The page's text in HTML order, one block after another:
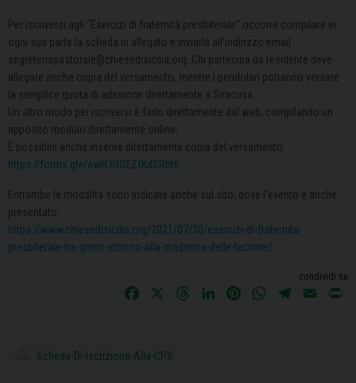
Per iscriversi agli “Esercizi di fraternità presbiterale” occorre compilare in
ogni sua parte la scheda in allegato e inviarla all’indirizzo email
segreteriapastorale@chiesedisicilia.org. Chi partecipa da residente deve
allegare anche copia del versamento, mentre i pendolari potranno versare
la semplice quota di adesione direttamente a Siracusa.
Un altro modo per iscriversi è farlo direttamente dal web, compilando un
apposito modulo direttamente online.
È possibile anche inserire direttamente copia del versamento.
https://forms.gle/awH7ifGEZfKdSRht6
Entrambe le modalità sono indicate anche sul sito, dove l’evento è anche
presentato.
https://www.chiesedisicilia.org/2021/07/30/esercizi-di-fraternita-
presbiterale-tre-giorni-attorno-alla-madonna-delle-lacrime/
condividi su
e
Scheda-Di-Iscrizione-Alla-CPS